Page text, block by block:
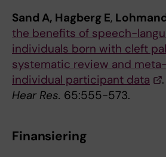
Sand A, Hagberg E,
the benefits of speech-
individuals born with cleft
systematic review and
individual participant data
.
Hear Res. 65:555-573.
Finansiering